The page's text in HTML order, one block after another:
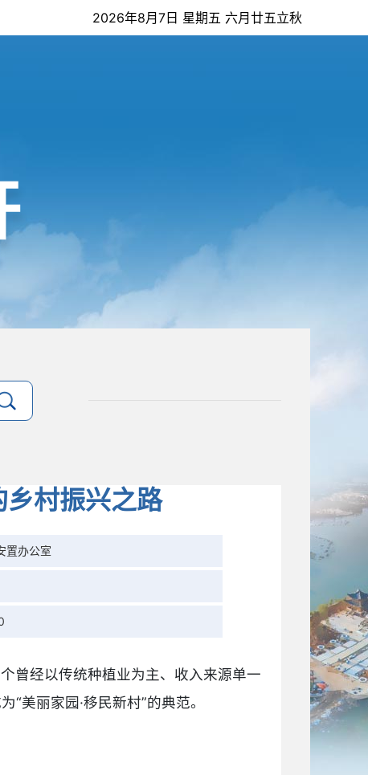
2026年8月7日 星期五 六月廿五立秋
村振兴之路
置办公室
曾经以传统种植业为主、收入来源单一
美丽家园·移民新村”的典范。